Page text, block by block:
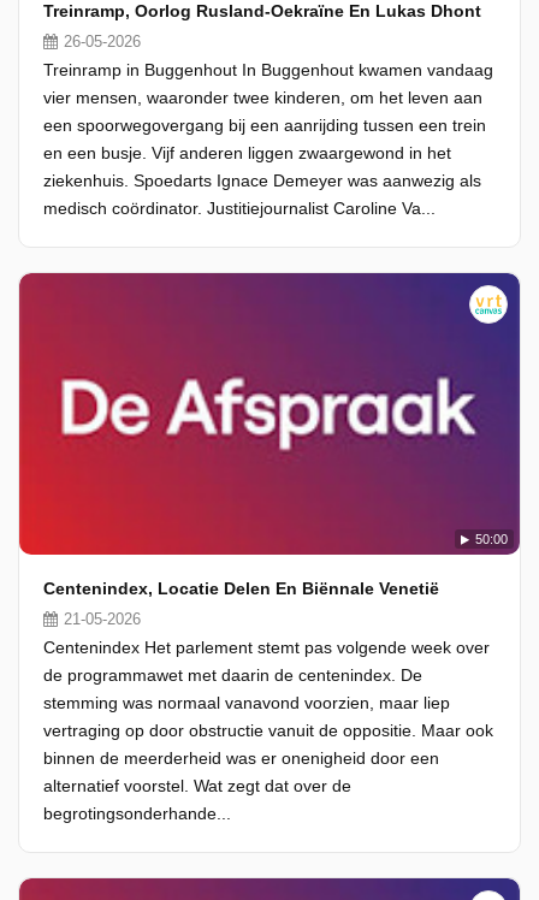
Treinramp, Oorlog Rusland-Oekraïne En Lukas Dhont
26-05-2026
Treinramp in Buggenhout In Buggenhout kwamen vandaag
vier mensen, waaronder twee kinderen, om het leven aan
een spoorwegovergang bij een aanrijding tussen een trein
en een busje. Vijf anderen liggen zwaargewond in het
ziekenhuis. Spoedarts Ignace Demeyer was aanwezig als
medisch coördinator. Justitiejournalist Caroline Va...
50:00
Centenindex, Locatie Delen En Biënnale Venetië
21-05-2026
Centenindex Het parlement stemt pas volgende week over
de programmawet met daarin de centenindex. De
stemming was normaal vanavond voorzien, maar liep
vertraging op door obstructie vanuit de oppositie. Maar ook
binnen de meerderheid was er onenigheid door een
alternatief voorstel. Wat zegt dat over de
begrotingsonderhande...